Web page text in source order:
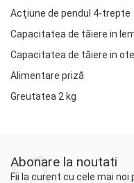
Acţiune de pendul 4-trepte
Capacitatea de tăiere in
Capacitatea de tăiere in
Alimentare priză
Greutatea 2 kg
Abonare la noutati
Fii la curent cu cele mai